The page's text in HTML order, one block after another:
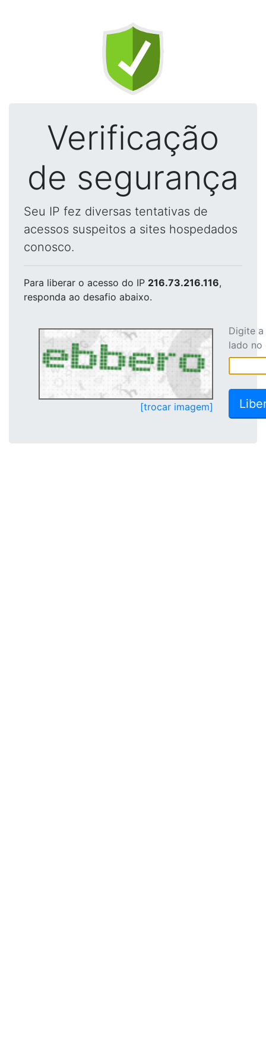
Verificação
de segurança
Seu IP fez diversas tentativas de
acessos suspeitos a sites hospedados
conosco.
Para liberar o acesso do IP 216.73.216.116,
responda ao desafio abaixo.
[trocar imagem]
Digite
lado no